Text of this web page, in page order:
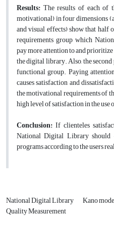
Results: The results of each of
motivational) in four dimensions
and visual effects) show that half
requirements group which
pay more attention to and
the digital library. Also, the
functional group. Paying
causes satisfaction and
the motivational requirements of
high level of satisfaction in the
Conclusion: If clienteles
National Digital Library
programs according to the users
National Digital Library Kano
Quality Measurement